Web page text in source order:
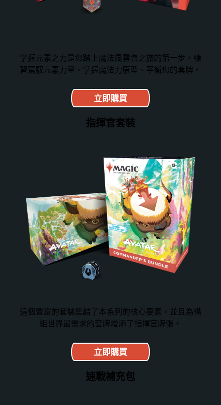
掌握元素之力是您踏上魔法風雲會之旅的第一步。練
習駕馭元素力量、掌握魔法力原型、平衡您的套牌。
立即購買
指揮官套裝
這個豐富的套裝集結了本系列的核心要素，並且為構
組世界最需求的套牌增添了指揮官牌張。
立即購買
速戰補充包